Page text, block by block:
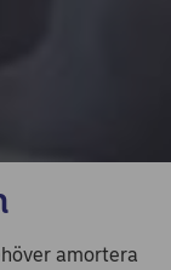
amortera